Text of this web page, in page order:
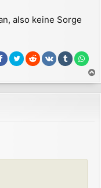
also keine Sorge
a
c